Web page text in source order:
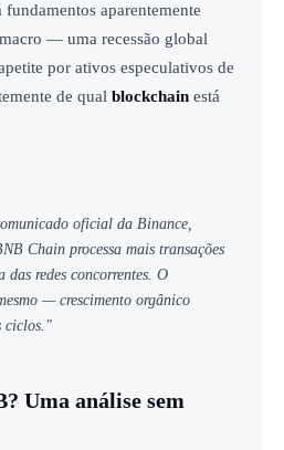
aparentemente
— uma recessão global
por ativos especulativos de
de qual blockchain está
oficial da Binance,
Chain processa mais transações
redes concorrentes. O
— crescimento orgânico
ciclos."
Uma análise sem